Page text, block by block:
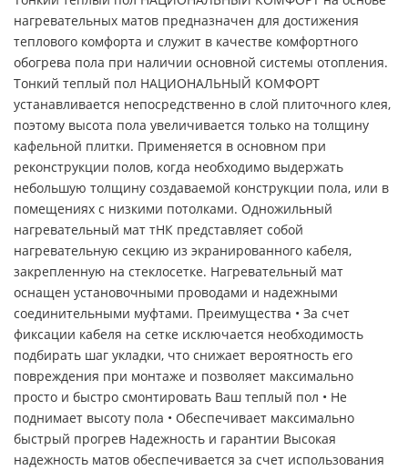
нагревательных матов предназначен для достижения
теплового комфорта и служит в качестве комфортного
обогрева пола при наличии основной системы отопления.
Тонкий теплый пол НАЦИОНАЛЬНЫЙ КОМФОРТ
устанавливается непосредственно в слой плиточного клея,
поэтому высота пола увеличивается только на толщину
кафельной плитки. Применяется в основном при
реконструкции полов, когда необходимо выдержать
небольшую толщину создаваемой конструкции пола, или в
помещениях с низкими потолками. Одножильный
нагревательный мат тНК представляет собой
нагревательную секцию из экранированного кабеля,
закрепленную на стеклосетке. Нагревательный мат
оснащен установочными проводами и надежными
соединительными муфтами. Преимущества • За счет
фиксации кабеля на сетке исключается необходимость
подбирать шаг укладки, что снижает вероятность его
повреждения при монтаже и позволяет максимально
просто и быстро смонтировать Ваш теплый пол • Не
поднимает высоту пола • Обеспечивает максимально
быстрый прогрев Надежность и гарантии Высокая
надежность матов обеспечивается за счет использования